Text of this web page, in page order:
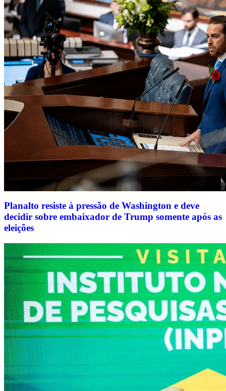
Planalto resiste à pressão de Washington e deve
decidir sobre embaixador de Trump somente após as
eleições